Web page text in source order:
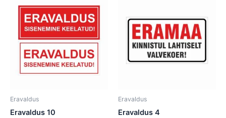
Eravaldus
Eravaldus 10
tootel
on
mitu
varianti.
Valikuid
saab
Eravaldus
Eravaldus 4